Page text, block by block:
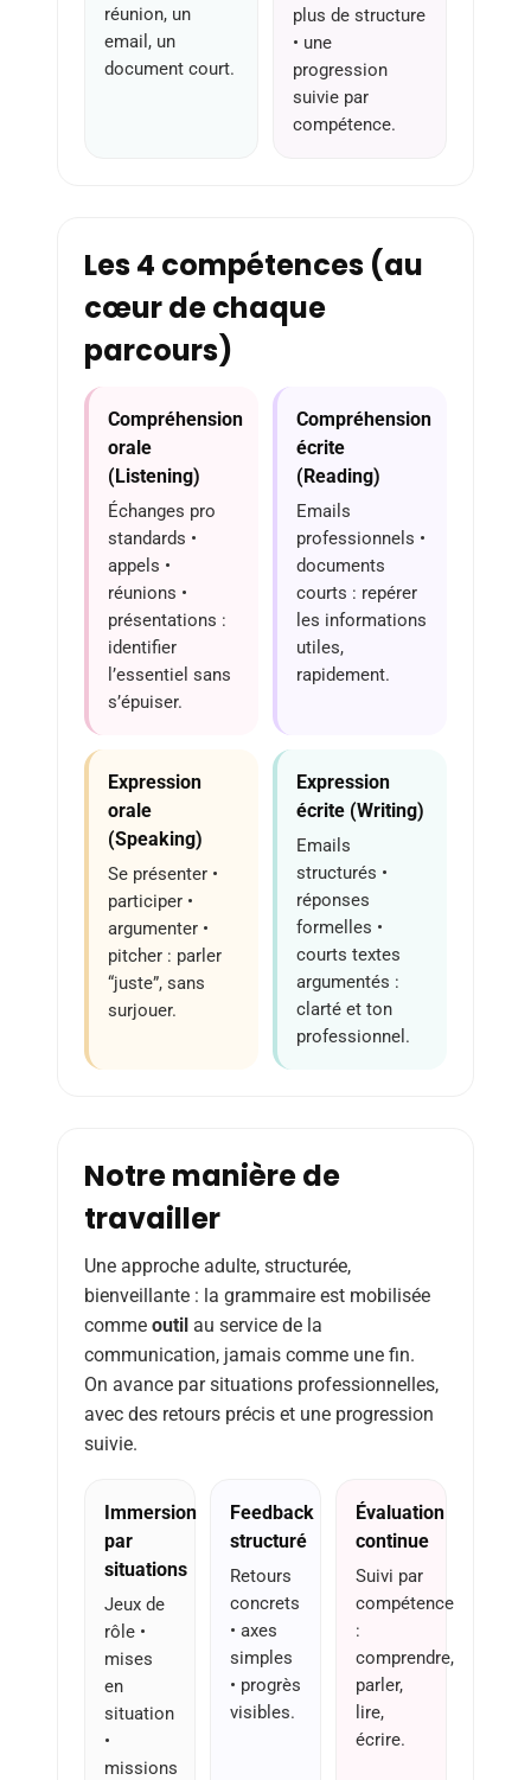
réunion, un
email, un
document court.
plus de structure
• une
progression
suivie par
compétence.
Les 4 compétences (au
cœur de chaque
parcours)
Compréhension
orale
(Listening)
Échanges pro
standards •
appels •
réunions •
présentations :
identifier
l’essentiel sans
s’épuiser.
Compréhension
écrite
(Reading)
Emails
professionnels •
documents
courts : repérer
les informations
utiles,
rapidement.
Expression
orale
(Speaking)
Se présenter •
participer •
argumenter •
pitcher : parler
“juste”, sans
surjouer.
Expression
écrite (Writing)
Emails
structurés •
réponses
formelles •
courts textes
argumentés :
clarté et ton
professionnel.
Notre manière de
travailler
Une approche adulte, structurée,
bienveillante : la grammaire est mobilisée
comme outil au service de la
communication, jamais comme une fin.
On avance par situations professionnelles,
avec des retours précis et une progression
suivie.
Immersion
par
situations
Jeux de
rôle •
mises
en
situation
•
missions
Feedback
structuré
Retours
concrets
• axes
simples
• progrès
visibles.
Évaluation
continue
Suivi par
compétence
:
comprendre,
parler,
lire,
écrire.